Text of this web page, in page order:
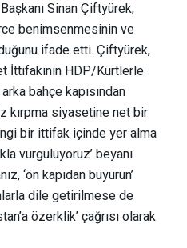
Sinan Çiftyürek,
benimsenmesinin ve
ifade etti. Çiftyürek,
İttifakının HDP/Kürtlerle
bahçe kapısından
kırpma siyasetine net bir
bir ittifak içinde yer alma
vurguluyoruz’ beyanı
‘ön kapıdan buyurun’
dile getirilmese de
özerklik’ çağrısı olarak